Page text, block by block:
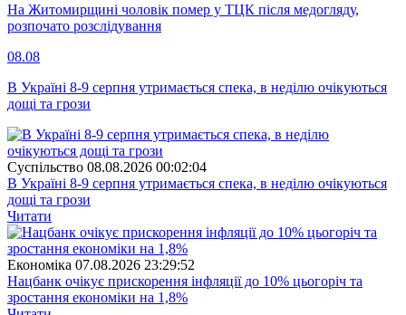
На Житомирщині чоловік помер у ТЦК після медогляду,
розпочато розслідування
08.08
В Україні 8-9 серпня утримається спека, в неділю очікуються
дощі та грози
Суспiльство 08.08.2026 00:02:04
В Україні 8-9 серпня утримається спека, в неділю очікуються
дощі та грози
Читати
Економіка 07.08.2026 23:29:52
Нацбанк очікує прискорення інфляції до 10% цьогоріч та
зростання економіки на 1,8%